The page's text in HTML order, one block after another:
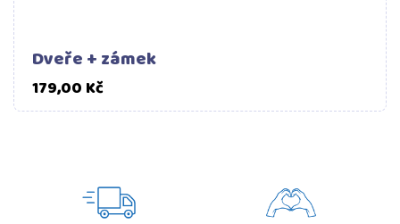
Dveře + zámek
179,00 KčCena